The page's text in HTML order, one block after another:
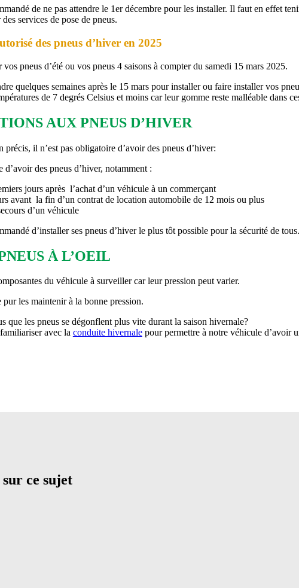
de ne pas attendre le 1er décembre pour les installer. Il faut en effet
services de pose de pneus.
des pneus d’hiver en 2025
pneus d’été ou vos pneus 4 saisons à compter du samedi 15 mars 2025.
quelques semaines après le 15 mars pour installer ou faire installer vos
de 7 degrés Celsius et moins car leur gomme reste malléable dans
AUX PNEUS D’HIVER
précis, il n’est pas obligatoire d’avoir des pneus d’hiver:
d’avoir des pneus d’hiver, notamment :
jours après l’achat d’un véhicule à un commerçant
avant la fin d’un contrat de location automobile de 12 mois ou plus
d’un véhicule
d’installer ses pneus d’hiver le plus tôt possible pour la sécurité de tous.
À L’OEIL
du véhicule à surveiller car leur pression peut varier.
les maintenir à la bonne pression.
que les pneus se dégonflent plus vite durant la saison hivernale?
avec la conduite hivernalepour permettre à notre véhicule d’avoir
ce sujet